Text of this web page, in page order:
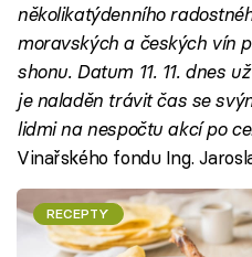
několikatýdenního
moravských a českých vín
shonu. Datum 11. 11. dnes
je naladěn trávit čas se
lidmi na nespočtu akcí po
Vinařského fondu Ing.
RECEPTY